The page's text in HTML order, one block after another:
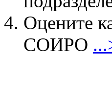
Оцените
СОИРО